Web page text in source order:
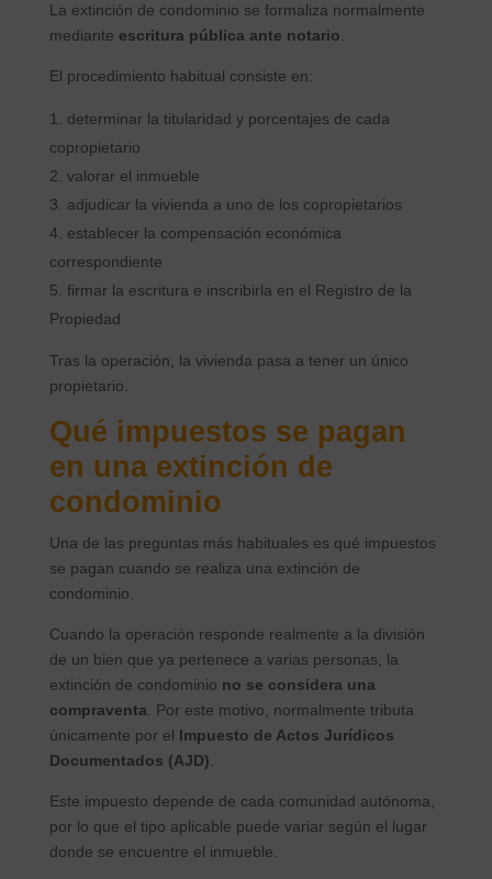
La extinción de condominio se formaliza normalmente
mediante escritura pública ante notario.
El procedimiento habitual consiste en:
determinar la titularidad y porcentajes de cada
copropietario
valorar el inmueble
adjudicar la vivienda a uno de los copropietarios
establecer la compensación económica
correspondiente
firmar la escritura e inscribirla en el Registro de la
Propiedad
Tras la operación, la vivienda pasa a tener un único
propietario.
Qué impuestos se pagan
en una extinción de
condominio
Una de las preguntas más habituales es qué impuestos
se pagan cuando se realiza una extinción de
condominio.
Cuando la operación responde realmente a la división
de un bien que ya pertenece a varias personas, la
extinción de condominio no se considera una
compraventa. Por este motivo, normalmente tributa
únicamente por el Impuesto de Actos Jurídicos
Documentados (AJD).
Este impuesto depende de cada comunidad autónoma,
por lo que el tipo aplicable puede variar según el lugar
donde se encuentre el inmueble.